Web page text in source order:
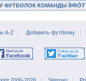
КОМАНДЫ
A-Z Добавить футболку